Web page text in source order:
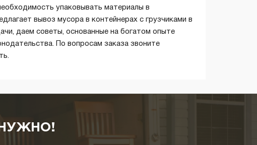
упаковывать материалы в
вывоз мусора в контейнерах с грузчиками в
даем советы, основанные на богатом опыте
По вопросам заказа звоните